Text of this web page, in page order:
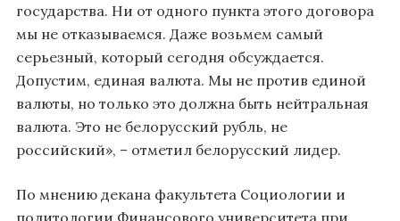
государства. Ни от одного пункта этого договора
мы не отказываемся. Даже возьмем самый
серьезный, который сегодня обсуждается.
Допустим, единая валюта. Мы не против единой
валюты, но только это должна быть нейтральная
валюта. Это не белорусский рубль, не
российский», – отметил белорусский лидер.
По мнению декана факультета Социологии и
политологии Финансового университета при